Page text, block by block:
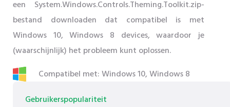
een System.Windows.Controls.Theming.Toolkit.zip-
bestand downloaden dat compatibel is met
Windows 10, Windows 8 devices, waardoor je
(waarschijnlijk) het probleem kunt oplossen.
Compatibel met: Windows 10, Windows 8
Gebruikerspopulariteit